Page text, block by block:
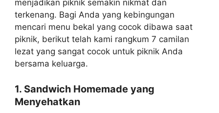
menjadikan piknik semakin nikmat dan
terkenang. Bagi Anda yang kebingungan
mencari menu bekal yang cocok dibawa saat
piknik, berikut telah kami rangkum 7 camilan
lezat yang sangat cocok untuk piknik Anda
bersama keluarga.
1. Sandwich Homemade yang
Menyehatkan